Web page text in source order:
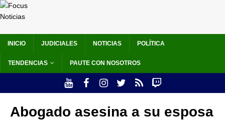
INICIO JUDICIALES NOTICIAS POLÍTICA
TENDENCIAS PAUTE CON NOSOTROS
Abogado asesina a su esposa